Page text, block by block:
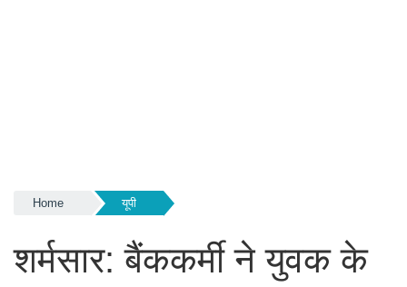
Home यूपी
शर्मसार: बैंककर्मी ने युवक के